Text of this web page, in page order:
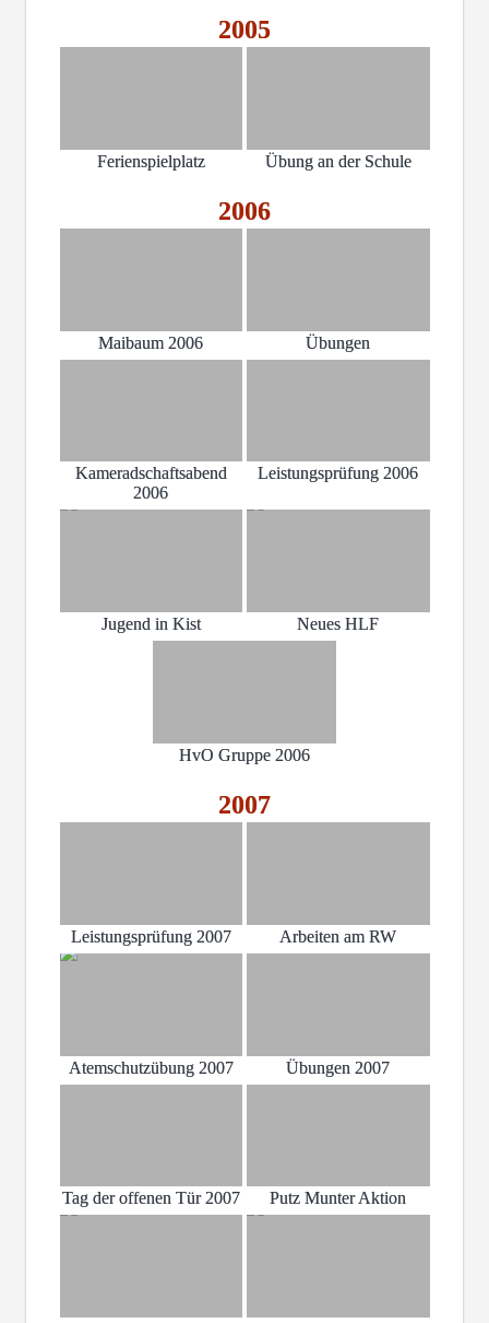
2005
Ferienspielplatz Übung an der Schule
2006
Maibaum 2006 Übungen
Kameradschaftsabend
2006
Leistungsprüfung 2006
Jugend in Kist Neues HLF
HvO Gruppe 2006
2007
Leistungsprüfung 2007 Arbeiten am RW
Atemschutzübung 2007 Übungen 2007
Tag der offenen Tür 2007 Putz Munter Aktion